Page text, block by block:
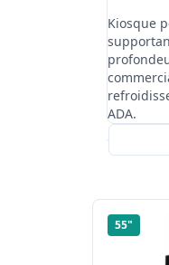
Kiosque
ADA.
55"